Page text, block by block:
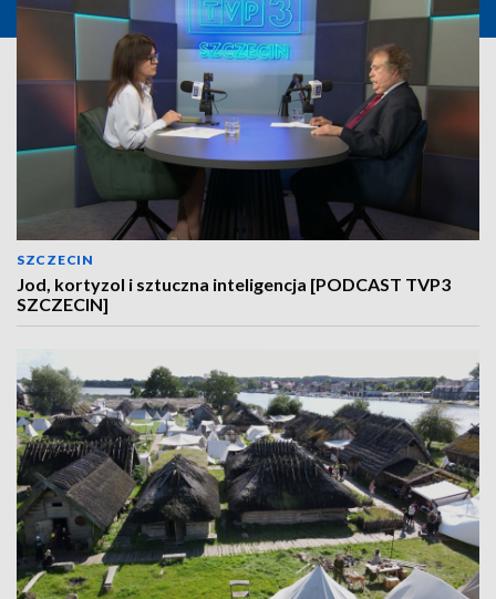
SZCZECIN
Jod, kortyzol i sztuczna inteligencja [PODCAST TVP3
SZCZECIN]